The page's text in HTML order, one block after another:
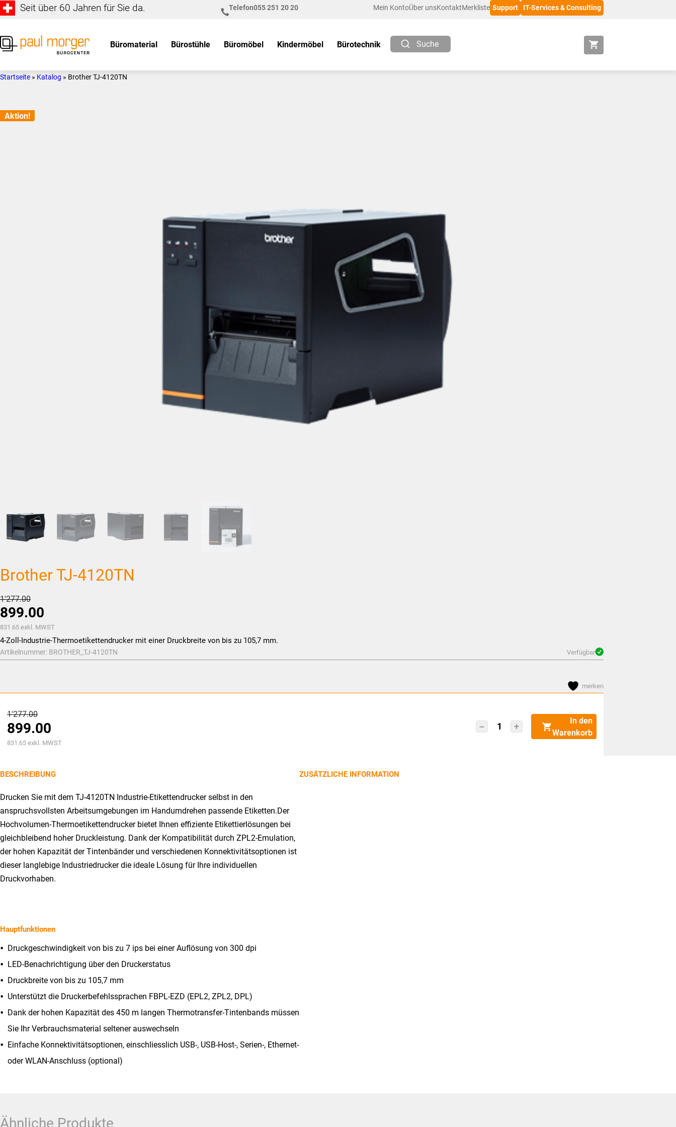
Zur
springen
Skip
main
Seit über 60 Jahren für Sie da. Telefon055 251 20 20 Mein KontoÜber unsKontaktMerkliste Support IT-Services & Consulting
Morger
individuell
Büromaterial Bürostühle Büromöbel Kindermöbel Bürotechnik Suche
Startseite » Katalog » Brother TJ-4120TN
Aktion!
Brother TJ-4120TN
1'277.00Ursprünglicher
Preis
war:
CHF1'277.00
899.00
Aktueller
Preis
ist:
831.65 exkl. MWST
4-Zoll-Industrie-Thermoetikettendrucker mit einer Druckbreite von bis zu 105,7 mm.
Artikelnummer: BROTHER_TJ-4120TN Verfügbar
merken
1'277.00Ursprünglicher
Preis
war:
899.00
Aktueller
ist:
831.65 exkl. MWST
Brother
In den
Warenkorb
BESCHREIBUNG
Drucken Sie mit dem TJ-4120TN Industrie-Etikettendrucker selbst in den
anspruchsvollsten Arbeitsumgebungen im Handumdrehen passende Etiketten.Der
Hochvolumen-Thermoetikettendrucker bietet Ihnen effiziente Etikettierlösungen bei
gleichbleibend hoher Druckleistung. Dank der Kompatibilität durch ZPL2-Emulation,
der hohen Kapazität der Tintenbänder und verschiedenen Konnektivitätsoptionen ist
dieser langlebige Industriedrucker die ideale Lösung für Ihre individuellen
Druckvorhaben.
Hauptfunktionen
Druckgeschwindigkeit von bis zu 7 ips bei einer Auflösung von 300 dpi
LED-Benachrichtigung über den Druckerstatus
Druckbreite von bis zu 105,7 mm
Unterstützt die Druckerbefehlssprachen FBPL-EZD (EPL2, ZPL2, DPL)
Dank der hohen Kapazität des 450 m langen Thermotransfer-Tintenbands müssen
Sie Ihr Verbrauchsmaterial seltener auswechseln
Einfache Konnektivitätsoptionen, einschliesslich USB-, USB-Host-, Serien-, Ethernet-
oder WLAN-Anschluss (optional)
ZUSÄTZLICHE INFORMATION
Ähnliche Produkte